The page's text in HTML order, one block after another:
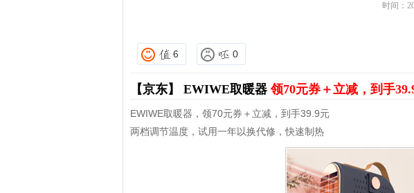
时间：
6 0
【京东】 EWIWE取暖器领70元券＋立减，到手
EWIWE取暖器，领70元券＋立减，到手39.9元
两档调节温度，试用一年以换代修，快速制热